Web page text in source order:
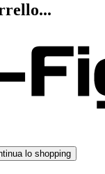
lo shopping